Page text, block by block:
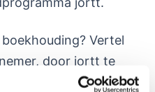
Vertel
door jortt te
of ze deze mail